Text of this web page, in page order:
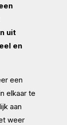
uit
en
een
elkaar te
aan
weer